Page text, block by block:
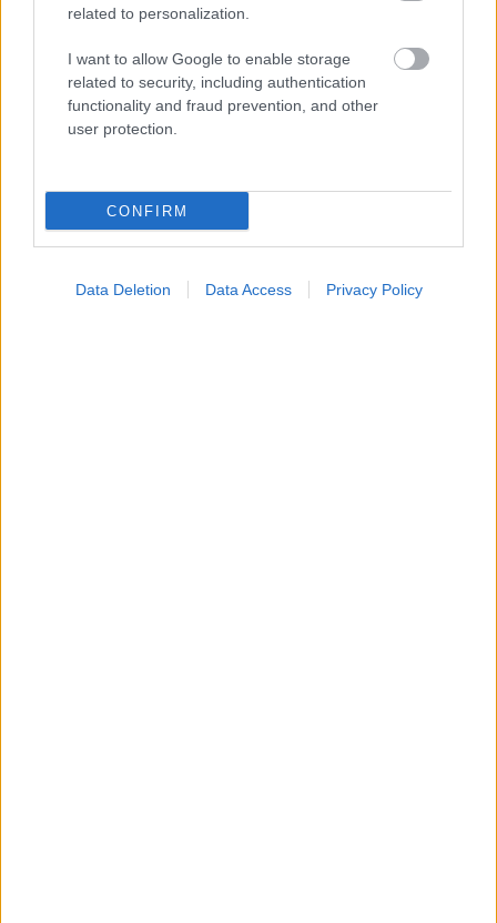
related to personalization.
I want to allow Google to enable storage
related to security, including authentication
functionality and fraud prevention, and other
user protection.
CONFIRM
Data Deletion Data Access Privacy Policy
Για υγιή οστά προτιμότερο είναι το ποδόσφαιρο